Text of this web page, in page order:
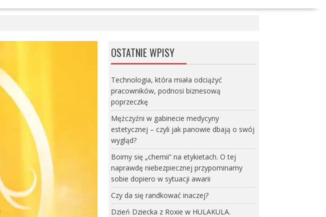
OSTATNIE WPISY
Technologia, która miała odciążyć
pracowników, podnosi biznesową
poprzeczkę
Mężczyźni w gabinecie medycyny
estetycznej – czyli jak panowie dbają o swój
wygląd?
Boimy się „chemii” na etykietach. O tej
naprawdę niebezpiecznej przypominamy
sobie dopiero w sytuacji awarii
Czy da się randkować inaczej?
Dzień Dziecka z Roxie w HULAKULA.